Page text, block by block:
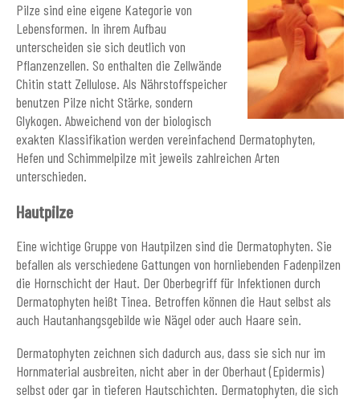
Pilze sind eine eigene Kategorie von
Lebensformen. In ihrem Aufbau
unterscheiden sie sich deutlich von
Pflanzenzellen. So enthalten die Zellwände
Chitin statt Zellulose. Als Nährstoffspeicher
benutzen Pilze nicht Stärke, sondern
Glykogen. Abweichend von der biologisch
exakten Klassifikation werden vereinfachend Dermatophyten,
Hefen und Schimmelpilze mit jeweils zahlreichen Arten
unterschieden.
Hautpilze
Eine wichtige Gruppe von Hautpilzen sind die Dermatophyten. Sie
befallen als verschiedene Gattungen von hornliebenden Fadenpilzen
die Hornschicht der Haut. Der Oberbegriff für Infektionen durch
Dermatophyten heißt Tinea. Betroffen können die Haut selbst als
auch Hautanhangsgebilde wie Nägel oder auch Haare sein.
Dermatophyten zeichnen sich dadurch aus, dass sie sich nur im
Hornmaterial ausbreiten, nicht aber in der Oberhaut (Epidermis)
selbst oder gar in tieferen Hautschichten. Dermatophyten, die sich